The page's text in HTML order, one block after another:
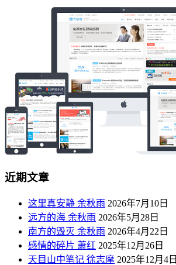
近期文章
这里真安静 余秋雨 2026年7月10日
远方的海 余秋雨 2026年5月28日
南方的毁灭 余秋雨 2026年4月22日
感情的碎片 萧红 2025年12月26日
天目山中笔记 徐志摩 2025年12月4日